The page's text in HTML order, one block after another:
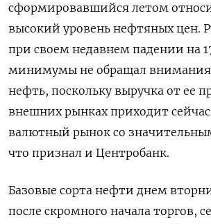
сформировавшийся летом
высокий уровень нефтяных цен.
при своем недавнем падении на
минимумы не обращал внимания
нефть, поскольку выручка от ее
внешних рынках приходит
валютный рынок со
что признал и Центробанк.
Базовые сорта нефти днем
после скромного начала торгов,